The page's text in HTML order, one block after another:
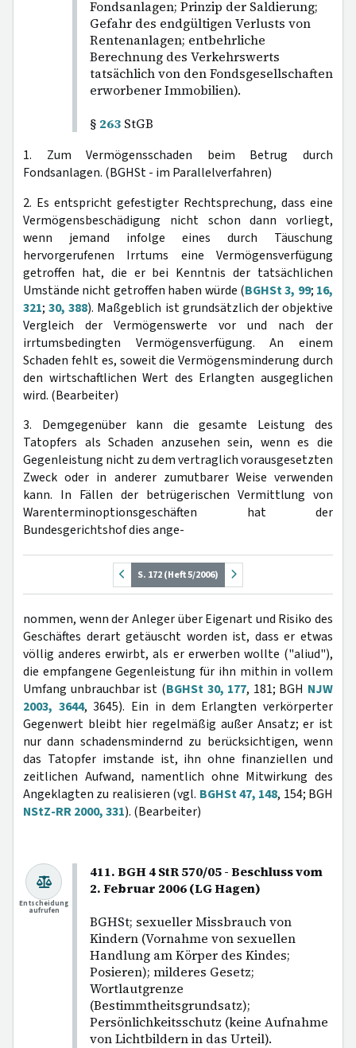
Fondsanlagen; Prinzip der Saldierung;
Gefahr des endgültigen Verlusts von
Rentenanlagen; entbehrliche
Berechnung des Verkehrswerts
tatsächlich von den Fondsgesellschaften
erworbener Immobilien).
§ 263 StGB
1. Zum Vermögensschaden beim Betrug durch
Fondsanlagen. (BGHSt - im Parallelverfahren)
2. Es entspricht gefestigter Rechtsprechung, dass eine
Vermögensbeschädigung nicht schon dann vorliegt,
wenn jemand infolge eines durch Täuschung
hervorgerufenen Irrtums eine Vermögensverfügung
getroffen hat, die er bei Kenntnis der tatsächlichen
Umstände nicht getroffen haben würde (BGHSt 3, 99; 16,
321;30, 388). Maßgeblich ist grundsätzlich der objektive
Vergleich der Vermögenswerte vor und nach der
irrtumsbedingten Vermögensverfügung. An einem
Schaden fehlt es, soweit die Vermögensminderung durch
den wirtschaftlichen Wert des Erlangten ausgeglichen
wird. (Bearbeiter)
3. Demgegenüber kann die gesamte Leistung des
Tatopfers als Schaden anzusehen sein, wenn es die
Gegenleistung nicht zu dem vertraglich vorausgesetzten
Zweck oder in anderer zumutbarer Weise verwenden
kann. In Fällen der betrügerischen Vermittlung von
Warenterminoptionsgeschäften hat der
Bundesgerichtshof dies ange-
S. 172 (Heft 5/2006)
nommen, wenn der Anleger über Eigenart und Risiko des
Geschäftes derart getäuscht worden ist, dass er etwas
völlig anderes erwirbt, als er erwerben wollte ("aliud"),
die empfangene Gegenleistung für ihn mithin in vollem
Umfang unbrauchbar ist (BGHSt 30, 177, 181; BGH NJW
2003, 3644, 3645). Ein in dem Erlangten verkörperter
Gegenwert bleibt hier regelmäßig außer Ansatz; er ist
nur dann schadensmindernd zu berücksichtigen, wenn
das Tatopfer imstande ist, ihn ohne finanziellen und
zeitlichen Aufwand, namentlich ohne Mitwirkung des
Angeklagten zu realisieren (vgl. BGHSt 47, 148, 154; BGH
NStZ-RR 2000, 331). (Bearbeiter)
411. BGH 4 StR 570/05 - Beschluss vom
2. Februar 2006 (LG Hagen)
BGHSt; sexueller Missbrauch von
Kindern (Vornahme von sexuellen
Handlung am Körper des Kindes;
Posieren); milderes Gesetz;
Wortlautgrenze
(Bestimmtheitsgrundsatz);
Persönlichkeitsschutz (keine Aufnahme
von Lichtbildern in das Urteil).
Entscheidung
aufrufen